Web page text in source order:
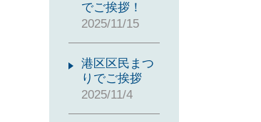
でご挨拶！
2025/11/15
港区区民まつ
りでご挨拶
2025/11/4